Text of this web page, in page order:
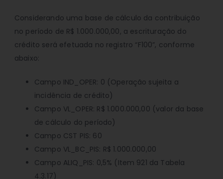
Considerando uma base de cálculo da contribuição
no período de R$ 1.000.000,00, a escrituração do
crédito será efetuada no registro “F100”, conforme
abaixo:
Campo IND_OPER: 0 (Operação sujeita a
incidência de crédito)
Campo VL_OPER: R$ 1.000.000,00 (valor da base
de cálculo do período)
Campo CST PIS: 60
Campo VL_BC_PIS: R$ 1.000.000,00
Campo ALIQ_PIS: 0,5% (Item 921 da Tabela
4.3.17)